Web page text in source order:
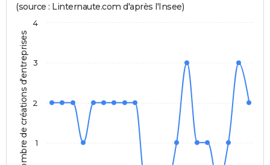
Nombre de créations d'entreprises
(source : Linternaute.com d'après l'Insee)
1
2
3
4